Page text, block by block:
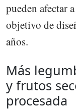
pueden afectar
objetivo de
años.
Más
y frutos
procesada